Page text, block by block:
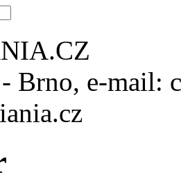
Brno, e-mail: